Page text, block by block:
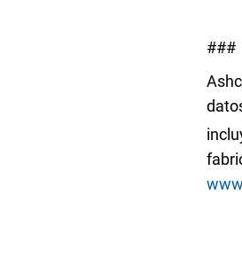
###